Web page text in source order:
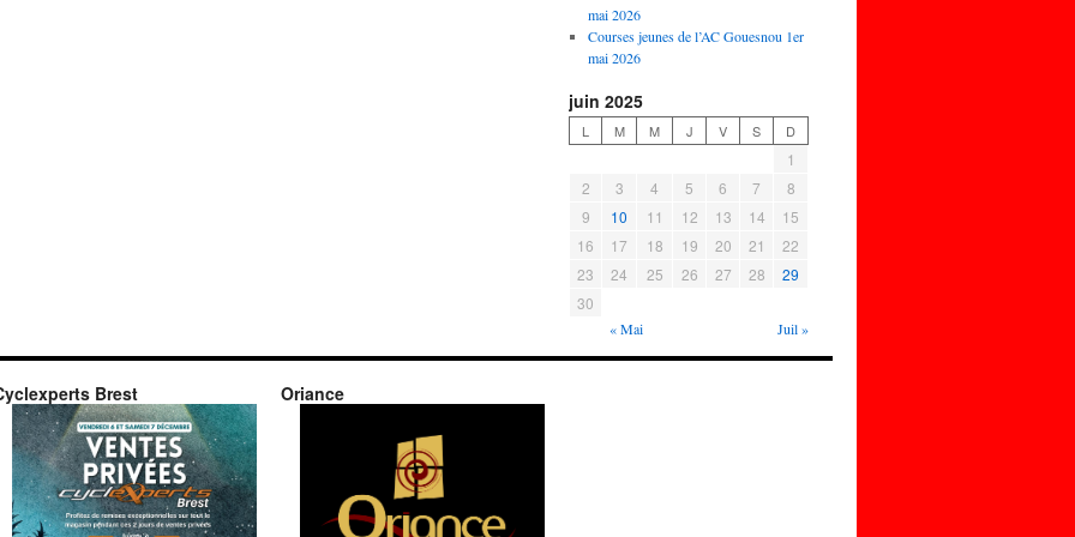
mai 2026
Courses jeunes de l’AC Gouesnou 1er
mai 2026
juin 2025
L M M J V S D
1
2
3 4 5 6 7
8
9
10 11 12 13 14
15
16
17 18 19 20 21
22
23
24 25 26 27 28
29
30
« Mai Juil »
Brest Oriance